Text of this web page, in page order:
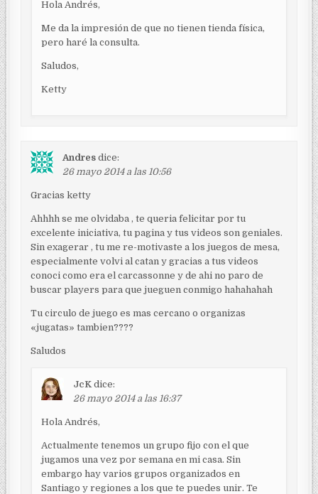
Hola Andrés,
Me da la impresión de que no tienen tienda física,
pero haré la consulta.
Saludos,
Ketty
Andres dice:
26 mayo 2014 a las 10:56
Gracias ketty
Ahhhh se me olvidaba , te queria felicitar por tu
excelente iniciativa, tu pagina y tus videos son geniales.
Sin exagerar , tu me re-motivaste a los juegos de mesa,
especialmente volvi al catan y gracias a tus videos
conoci como era el carcassonne y de ahi no paro de
buscar players para que jueguen conmigo hahahahah
Tu circulo de juego es mas cercano o organizas
«jugatas» tambien????
Saludos
JcK dice:
26 mayo 2014 a las 16:37
Hola Andrés,
Actualmente tenemos un grupo fijo con el que
jugamos una vez por semana en mi casa. Sin
embargo hay varios grupos organizados en
Santiago y regiones a los que te puedes unir. Te